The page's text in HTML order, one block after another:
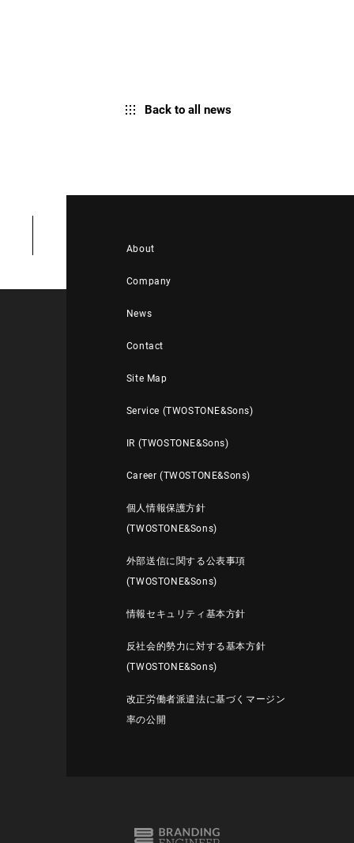
Back to all news
About
Company
News
Contact
Site Map
Service (TWOSTONE&Sons)
IR (TWOSTONE&Sons)
Career (TWOSTONE&Sons)
個人情報保護方針
(TWOSTONE&Sons)
外部送信に関する公表事項
(TWOSTONE&Sons)
情報セキュリティ基本方針
反社会的勢力に対する基本方針
(TWOSTONE&Sons)
改正労働者派遣法に基づくマージン
率の公開